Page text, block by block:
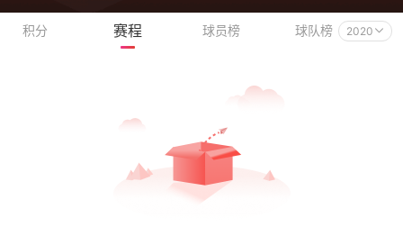
积分 赛程 球员榜 球队榜 2020